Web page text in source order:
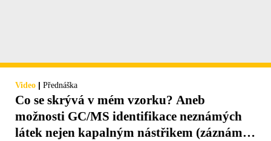
Video | Přednáška
Co se skrývá v mém vzorku? Aneb
možnosti GC/MS identifikace neznámých
látek nejen kapalným nástřikem (záznám